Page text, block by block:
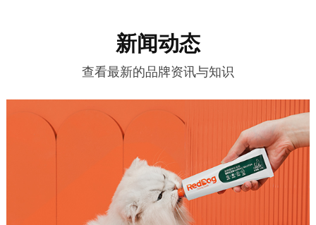
新闻动态
查看最新的品牌资讯与知识